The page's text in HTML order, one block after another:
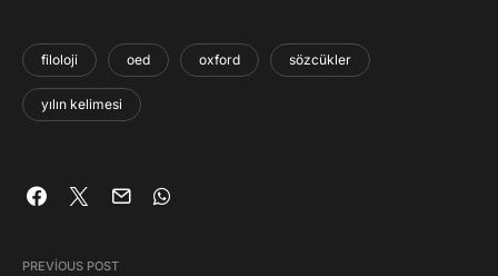
filoloji oed oxford sözcükler
yılın kelimesi
PREVIOUS POST